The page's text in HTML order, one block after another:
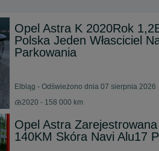
Opel Astra K 2020Rok
Polska Jeden Własciciel
Parkowania
Elbląg - Odświeżono dnia 07 sierpnia 2026
2020 - 158 000 km
Opel Astra
140KM Skóra Navi Alu17